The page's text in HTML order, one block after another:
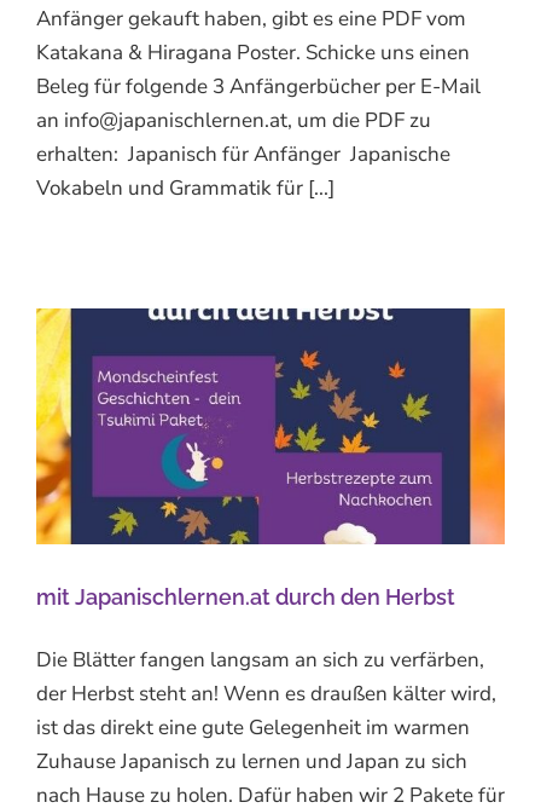
Anfänger gekauft haben, gibt es eine PDF vom
Katakana & Hiragana Poster. Schicke uns einen
Beleg für folgende 3 Anfängerbücher per E-Mail
an info@japanischlernen.at, um die PDF zu
erhalten: Japanisch für Anfänger Japanische
Vokabeln und Grammatik für [...]
mit Japanischlernen.at durch den Herbst
Die Blätter fangen langsam an sich zu verfärben,
der Herbst steht an! Wenn es draußen kälter wird,
ist das direkt eine gute Gelegenheit im warmen
Zuhause Japanisch zu lernen und Japan zu sich
nach Hause zu holen. Dafür haben wir 2 Pakete für